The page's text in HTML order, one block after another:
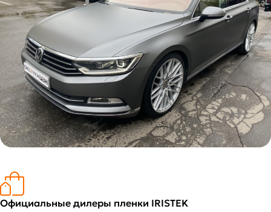
Официальные дилеры пленки IRISTEK